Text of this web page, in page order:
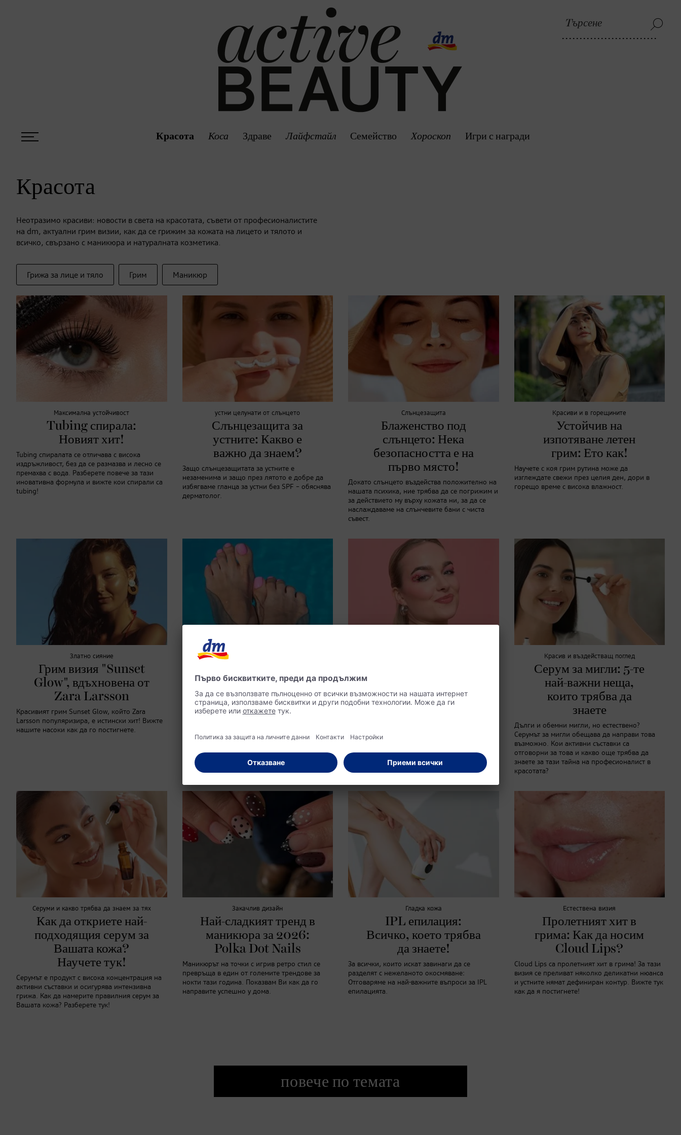
Красота Коса Здраве Лайфстайл Семейство Хороскоп Игри с награди
Красота
Неотразимо красиви: новости в света на красотата, съвети от професионалистите
на dm, актуални грим визии, как да се грижим за кожата на лицето и тялото и
всичко, свързано с маникюра и натуралната козметика.
Грижа за лице и тяло Грим Маникюр
Максимална устойчивост
Tubing спирала:
Новият хит!
Tubing спиралата се отличава с висока
издръжливост, без да се размазва и лесно се
премахва с вода. Разберете повече за тази
иновативна формула и вижте кои спирали са
tubing!
устни целунати от слънцето
Слънцезащита за
устните: Какво е
важно да знаем?
Защо слънцезащитата за устните е
незаменима и защо през лятото е добре да
избягваме гланца за устни без SPF – обяснява
дерматолог.
Слънцезащита
Блаженство под
слънцето: Нека
безопасността е на
първо място!
Докато слънцето въздейства положително на
нашата психика, ние трябва да се погрижим и
за действието му върху кожата ни, за да се
наслаждаваме на слънчевите бани с чиста
съвест.
Красиви и в горещините
Устойчив на
изпотяване летен
грим: Ето как!
Научете с коя грим рутина може да
изглеждате свежи през целия ден, дори в
горещо време с висока влажност.
Златно сияние
Грим визия "Sunset
Glow", вдъхновена от
Zara Larsson
Красивият грим Sunset Glow, който Zara
Larsson популяризира, е истински хит! Вижте
нашите насоки как да го постигнете.
педикюра за 2026 г.
От нежни пастелни нюанси и нови
интерпретации на френския педикюр до
смели и ярки цветове: нека Ви покажем кои
най-актуалните визии
за 2026 г.
фестивален грим!
Красив и въздействащ поглед
Серум за мигли: 5-те
най-важни неща,
които трябва да
знаете
Дълги и обемни мигли, но естествено?
Серумът за мигли обещава да направи това
възможно. Кои активни съставки са
отговорни за това и какво още трябва да
знаете за тази тайна на професионалист в
красотата?
Серуми и какво трябва да знаем за тях
Как да откриете най-
подходящия серум за
Вашата кожа?
Научете тук!
Серумът е продукт с висока концентрация на
активни съставки и осигурява интензивна
грижа. Как да намерите правилния серум за
Вашата кожа? Разберете тук!
Закачлив дизайн
Най-сладкият тренд в
маникюра за 2026:
Polka Dot Nails
Маникюрът на точки с игрив ретро стил се
превръща в един от големите трендове за
нокти тази година. Показвам Ви как да го
направите успешно у дома.
Гладка кожа
IPL епилация:
Всичко, което трябва
да знаете!
За всички, които искат завинаги да се
разделят с нежеланото окосмяване:
Отговаряме на най-важните въпроси за IPL
епилацията.
Естествена визия
Пролетният хит в
грима: Как да носим
Cloud Lips?
Cloud Lips са пролетният хит в грима! За тази
визия се преливат няколко деликатни нюанса
и устните нямат дефиниран контур. Вижте тук
как да я постигнете!
повече по темата